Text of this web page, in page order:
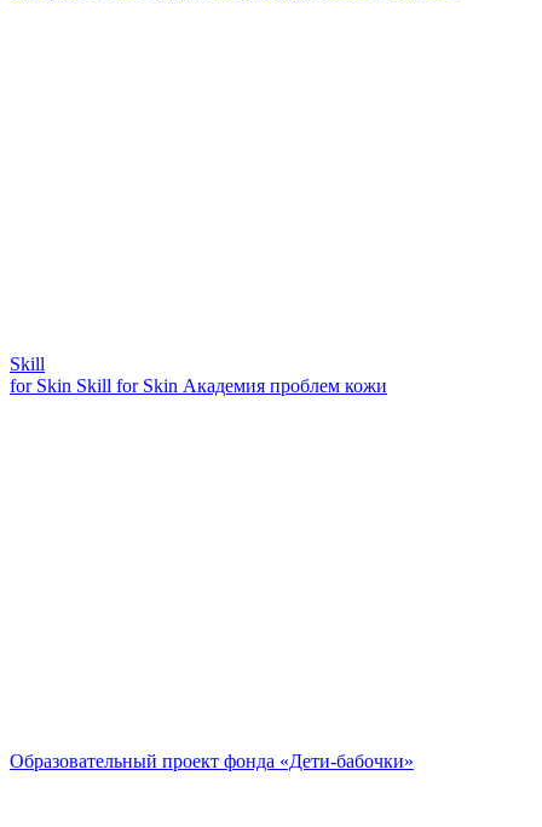
Skill
for Skin Skill for Skin Академия проблем кожи
Образовательный проект фонда «Дети-бабочки»